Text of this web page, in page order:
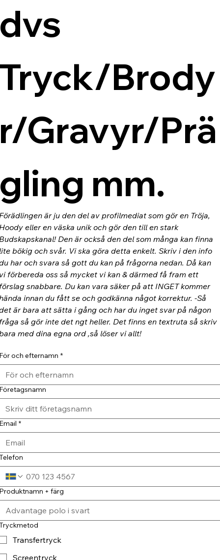
Brody
Gravyr/Prä
mm.
är ju den del av profilmediat som gör en Tröja,
eller en väska unik och gör den till en stark
Den är också den del som många kan finna
bökig och svår. Vi ska göra detta enkelt. Skriv i den info
har och svara så gott du kan på frågorna nedan. Då kan
förbereda oss så mycket vi kan & därmed få fram ett
snabbare. Du kan vara säker på att INGET kommer
innan du fått se och godkänna något korrektur. -Så
är bara att sätta i gång och har du inget svar på någon
så gör inte det ngt heller. Det finns en textruta så skriv
med dina egna ord ,så löser vi allt!
och efternamn *
*
+ färg
Transfertryck
Screentryck